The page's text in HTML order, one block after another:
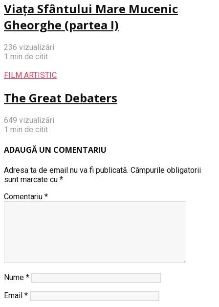
Viața Sfântului Mare Mucenic
Gheorghe (partea I)
236 vizualizări
1 min de citit
FILM ARTISTIC
The Great Debaters
649 vizualizări
1 min de citit
ADAUGĂ UN COMENTARIU
Adresa ta de email nu va fi publicată. Câmpurile obligatorii
sunt marcate cu *
Comentariu *
Nume *
Email *